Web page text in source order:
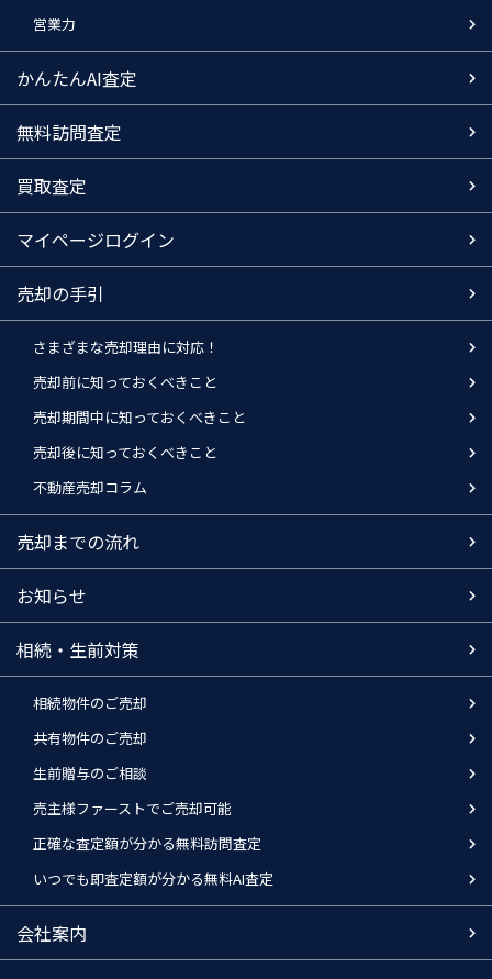
営業力
かんたんAI査定
無料訪問査定
買取査定
マイページログイン
売却の手引
さまざまな売却理由に対応！
売却前に知っておくべきこと
売却期間中に知っておくべきこと
売却後に知っておくべきこと
不動産売却コラム
売却までの流れ
お知らせ
相続・生前対策
相続物件のご売却
共有物件のご売却
生前贈与のご相談
売主様ファーストでご売却可能
正確な査定額が分かる無料訪問査定
いつでも即査定額が分かる無料AI査定
会社案内